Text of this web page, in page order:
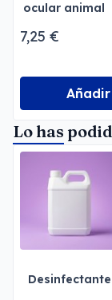
ocular animal
7,25 €
Añadir
Lo has
Desinfectante